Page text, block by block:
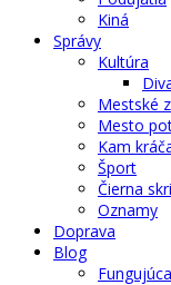
Kiná
Správy
Kultúra
Mestské
Mesto
Kam
Šport
Čierna
Oznamy
Doprava
Blog